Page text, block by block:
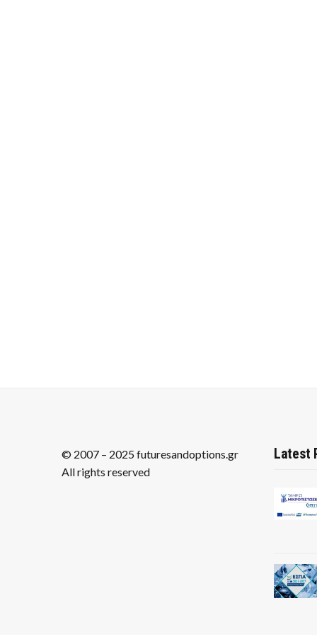
© 2007 – 2025 futuresandoptions.gr
All rights reserved
Latest